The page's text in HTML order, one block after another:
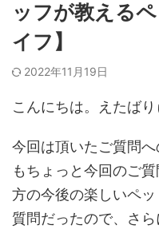
ッフが教える
イフ】
2022年11月19日
こんにちは。えたばり
今回は頂いたご質問
もちょっと今回のご
方の今後の楽しいペ
質問だったので、さ